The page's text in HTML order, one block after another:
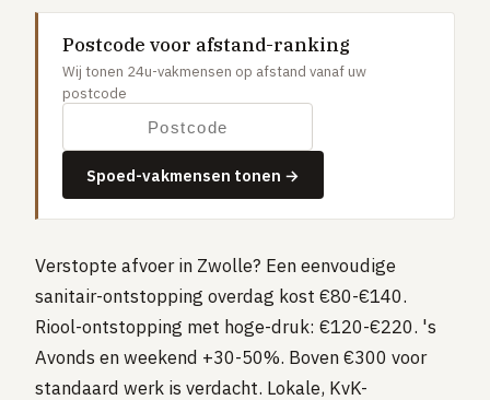
Afvoer verstopt
Gaslucht
Stroom uitgevallen
Badkamer renovatie
Dakkapel plaatsen
Dak renovatie
TUIN
Tuin aanleg of renovatie
Postcode voor afstand-ranking
Wij tonen 24u-vakmensen op afstand vanaf uw
postcode
Spoed-vakmensen tonen →
Verstopte afvoer in Zwolle? Een eenvoudige
sanitair-ontstopping overdag kost €80-€140.
Riool-ontstopping met hoge-druk: €120-€220. 's
Avonds en weekend +30-50%. Boven €300 voor
standaard werk is verdacht. Lokale, KvK-